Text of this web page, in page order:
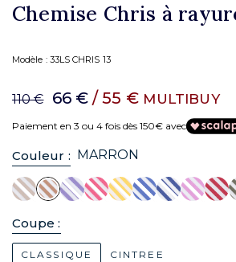
Chemise Chris à
Modèle : 33LS CHRIS 13
110 € 66 € / 55 € MULTIBUY
Paiement en 3 ou 4 fois dès 150€ avec
Couleur : MARRON
Coupe :
CLASSIQUE CINTREE